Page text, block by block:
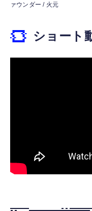
￥999
ジング
ァウンダー / 火元
ショート